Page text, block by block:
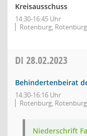
Kreisausschuss
14:30-16:45 Uhr
Rotenburg,
DI 28.02.2023
Behindertenbeirat
14:30-16:16 Uhr
Rotenburg,
Niederschrift